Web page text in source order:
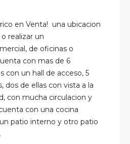
en Venta! una ubicacion
realizar un
de oficinas o
con mas de 6
con un hall de acceso, 5
dos de ellas con vista a la
con mucha circulacion y
con una cocina
patio interno y otro patio